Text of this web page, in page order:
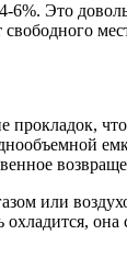
Это
или
она